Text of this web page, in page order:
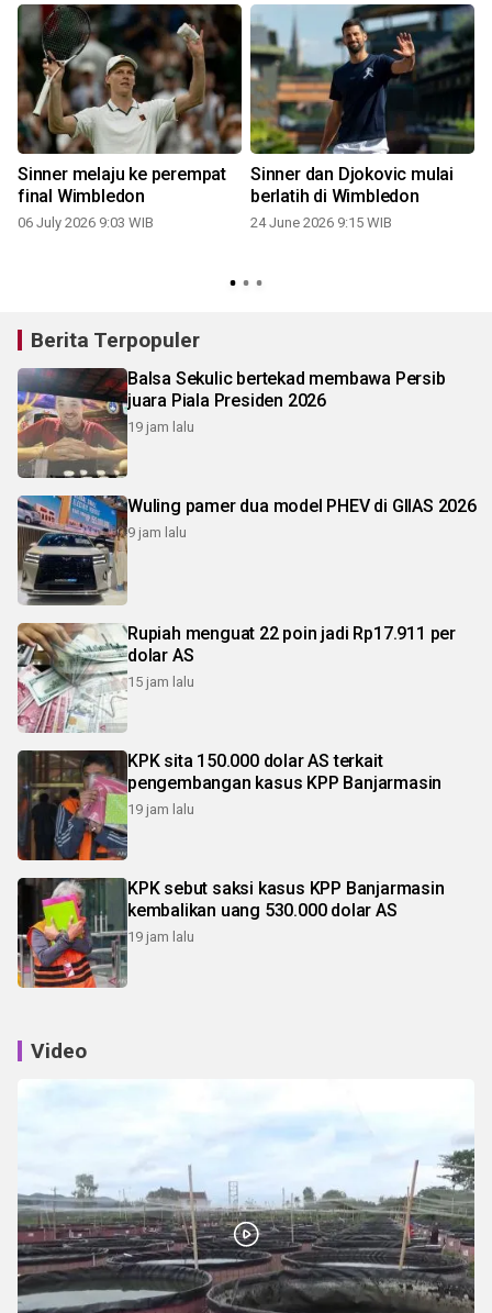
Sinner melaju ke perempat
final Wimbledon
06 July 2026 9:03 WIB
Sinner dan Djokovic mulai
berlatih di Wimbledon
24 June 2026 9:15 WIB
Berita Terpopuler
Balsa Sekulic bertekad membawa Persib
juara Piala Presiden 2026
19 jam lalu
Wuling pamer dua model PHEV di GIIAS 2026
9 jam lalu
Rupiah menguat 22 poin jadi Rp17.911 per
dolar AS
15 jam lalu
KPK sita 150.000 dolar AS terkait
pengembangan kasus KPP Banjarmasin
19 jam lalu
KPK sebut saksi kasus KPP Banjarmasin
kembalikan uang 530.000 dolar AS
19 jam lalu
Video